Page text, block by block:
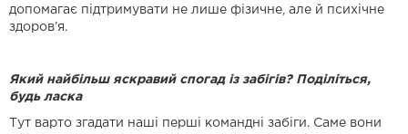
допомагає підтримувати не лише фізичне, але й психічне
здоров’я.
Який найбільш яскравий спогад із забігів? Поділіться,
будь ласка
Тут варто згадати наші перші командні забіги. Саме вони